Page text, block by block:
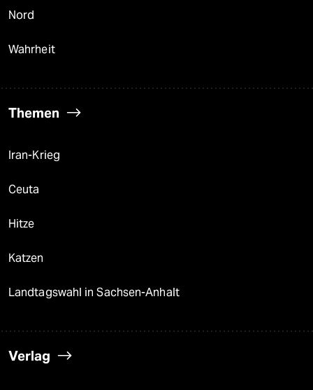
Nord
Wahrheit
Themen
Iran-Krieg
Ceuta
Hitze
Katzen
Landtagswahl in Sachsen-Anhalt
Verlag